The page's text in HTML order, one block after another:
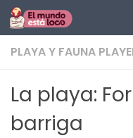
Saltar al
PLAYA Y FAUNA
La playa:
barriga